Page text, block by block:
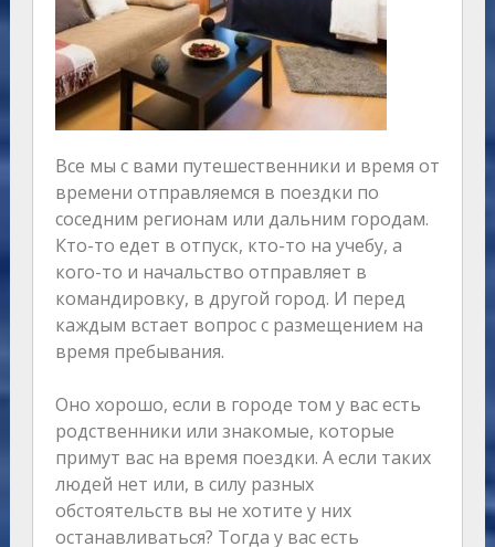
Все мы с вами путешественники и время от
времени отправляемся в поездки по
соседним регионам или дальним городам.
Кто-то едет в отпуск, кто-то на учебу, а
кого-то и начальство отправляет в
командировку, в другой город. И перед
каждым встает вопрос с размещением на
время пребывания.
Оно хорошо, если в городе том у вас есть
родственники или знакомые, которые
примут вас на время поездки. А если таких
людей нет или, в силу разных
обстоятельств вы не хотите у них
останавливаться? Тогда у вас есть